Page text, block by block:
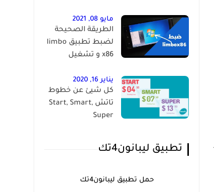
مايو 08, 2021
الطريقة الصحيحة
لضبط تطبيق limbo
x86 و تشغيل
يناير 16, 2020
كل شيئ عن خطوط
تاتش Start, Smart,
Super
تطبيق ليبانون4تك
حمل تطبيق ليبانون4تك